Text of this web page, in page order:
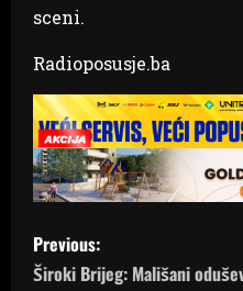
sceni.
Radioposusje.ba
P
o
Previous:
Široki Brijeg: Mališani